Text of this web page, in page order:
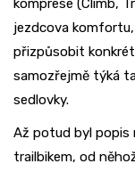
komprese (Climb,
jezdcova komfortu,
přizpůsobit
samozřejmě týká
sedlovky.
Až potud byl popis
trailbikem, od